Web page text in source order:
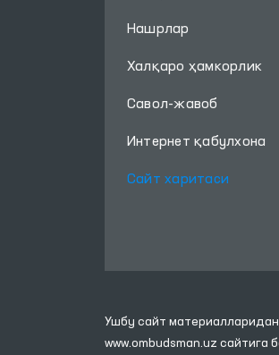
Нашрлар
Халқаро ҳамкорлик
Савол-жавоб
Интернет қабулхона
Сайт харитаси
Ушбу сайт
www.ombudsman.uz сайтига